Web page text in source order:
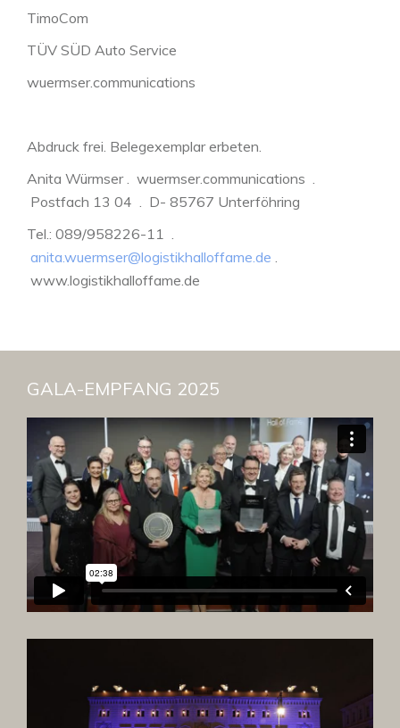
TimoCom
TÜV SÜD Auto Service
wuermser.communications
Abdruck frei. Belegexemplar erbeten.
Anita Würmser . wuermser.communications .
Postfach 13 04 . D- 85767 Unterföhring
Tel.: 089/958226-11 .
anita.wuermser@logistikhalloffame.de .
www.logistikhalloffame.de
GALA-EMPFANG 2025